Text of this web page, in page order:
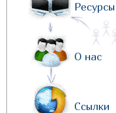
Ресурсы
О нас
Ссылки